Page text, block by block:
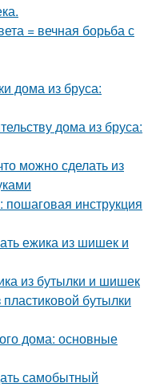
= вечная борьба с
дома из бруса:
дома из бруса:
можно сделать из
пошаговая инструкция
ежика из шишек и
из бутылки и шишек
бутылки
дома: основные
самобытный